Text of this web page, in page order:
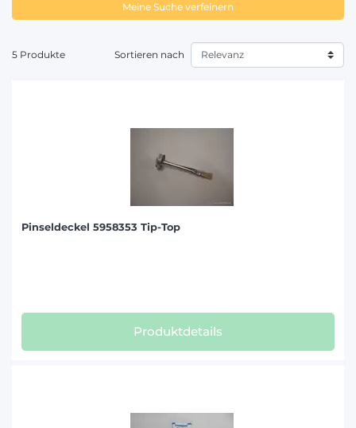
Meine Suche verfeinern
5 Produkte Sortieren nach
Pinseldeckel 5958353 Tip-Top
Produktdetails